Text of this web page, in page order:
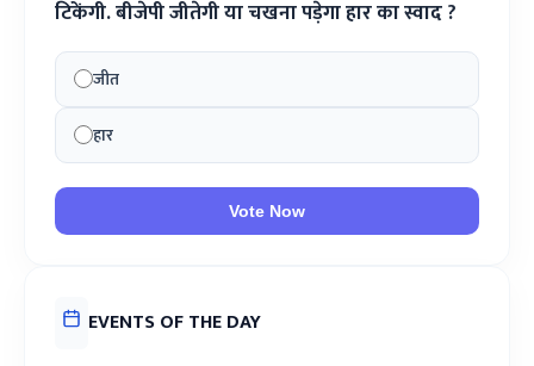
टिकेंगी. बीजेपी जीतेगी या चखना पड़ेगा हार का स्वाद ?
जीत
हार
Vote Now
EVENTS OF THE DAY